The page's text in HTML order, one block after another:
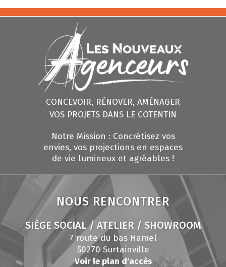
CONCEVOIR, RÉNOVER, AMÉNAGER
VOS PROJETS DANS LE COTENTIN
Notre Mission : Concrétisez vos
envies, vos projections en espaces
de vie lumineux et agréables !
NOUS RENCONTRER
SIÈGE SOCIAL / ATELIER / SHOWROOM
7 route du bas Hamel
50270 Surtainville
Voir le plan d'accès